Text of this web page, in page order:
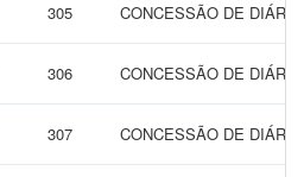
305 CONCESSÃO DE
306 CONCESSÃO DE
307 CONCESSÃO DE